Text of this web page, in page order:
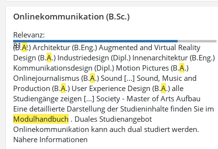
Onlinekommunikation (B.Sc.)
Relevanz:
81%
(B.A.) Architektur (B.Eng.) Augmented and Virtual Reality
Design (B.A.) Industriedesign (Dipl.) Innenarchitektur (B.Eng.)
Kommunikationsdesign (Dipl.) Motion Pictures (B.A.)
Onlinejournalismus (B.A.) Sound [...] Sound, Music and
Production (B.A.) User Experience Design (B.A.) alle
Studiengänge zeigen [...] Society - Master of Arts Aufbau
Eine detaillierte Darstellung der Studieninhalte finden Sie im
Modulhandbuch . Duales Studienangebot
Onlinekommunikation kann auch dual studiert werden.
Nähere Informationen